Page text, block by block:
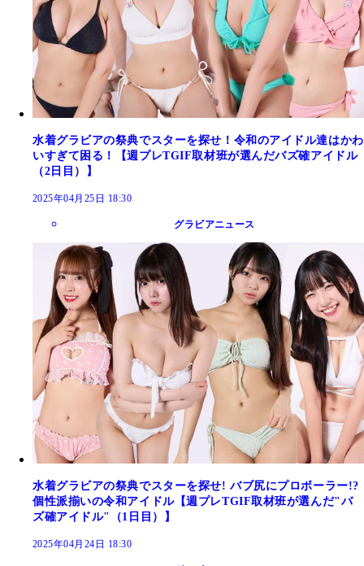
水着グラビアの祭典でスターを探せ！令和のアイドル達はかわ
いすぎて困る！【週プレTGIF取材班が選んだバズ確アイドル
（2日目）】
2025年04月25日 18:30
グラビアニュース
水着グラビアの祭典でスターを探せ! バブ尻にプロボーラー!?
個性派揃いの令和アイドル【週プレTGIF取材班が選んだ"バ
ズ確アイドル"（1日目）】
2025年04月24日 18:30